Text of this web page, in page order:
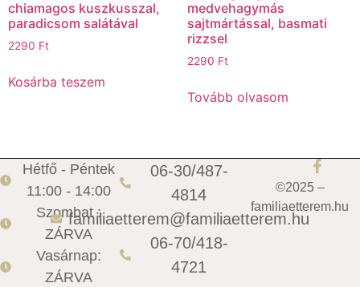
chiamagos kuszkusszal,
paradicsom salátával
2290 Ft
Kosárba teszem
medvehagymás
sajtmártással, basmati
rizzsel
2290 Ft
Tovább olvasom
Hétfő - Péntek
11:00 - 14:00
Szombat :
ZÁRVA
Vasárnap:
ZÁRVA
06-30/487-
4814
familiaetterem@familiaetterem.hu
06-70/418-
4721
©2025 –
familiaetterem.hu